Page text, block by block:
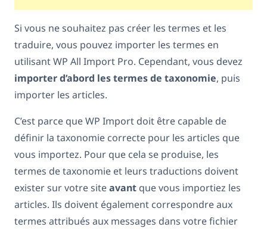
Si vous ne souhaitez pas créer les termes et les
traduire, vous pouvez importer les termes en
utilisant WP All Import Pro. Cependant, vous devez
importer d’abord les termes de taxonomie, puis
importer les articles.
C’est parce que WP Import doit être capable de
définir la taxonomie correcte pour les articles que
vous importez. Pour que cela se produise, les
termes de taxonomie et leurs traductions doivent
exister sur votre siteavant que vous importiez les
articles. Ils doivent également correspondre aux
termes attribués aux messages dans votre fichier